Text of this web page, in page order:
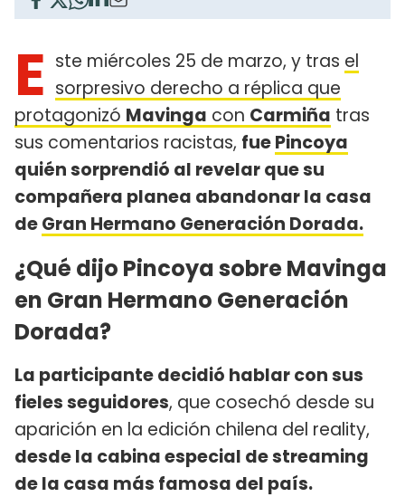
E ste miércoles 25 de marzo, y tras el
sorpresivo derecho a réplica que
protagonizó Mavinga con Carmiña tras
sus comentarios racistas, fuePincoya
quién sorprendió al revelar que su
compañera planea abandonar la casa
deGran Hermano Generación Dorada.
¿Qué dijo Pincoya sobre Mavinga
en Gran Hermano Generación
Dorada?
La participante decidió hablar con sus
fieles seguidores, que cosechó desde su
aparición en la edición chilena del reality,
desde la cabina especial de streaming
de la casa más famosa del país.